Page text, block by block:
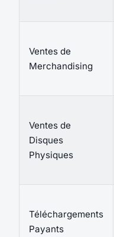
Ventes de
Merchandising
Ventes de
Disques
Physiques
Téléchargements
Payants